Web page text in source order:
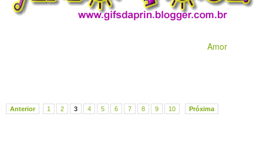
Amor
Anterior 1 2 3 4 5 6 7 8 9 10 Próxima